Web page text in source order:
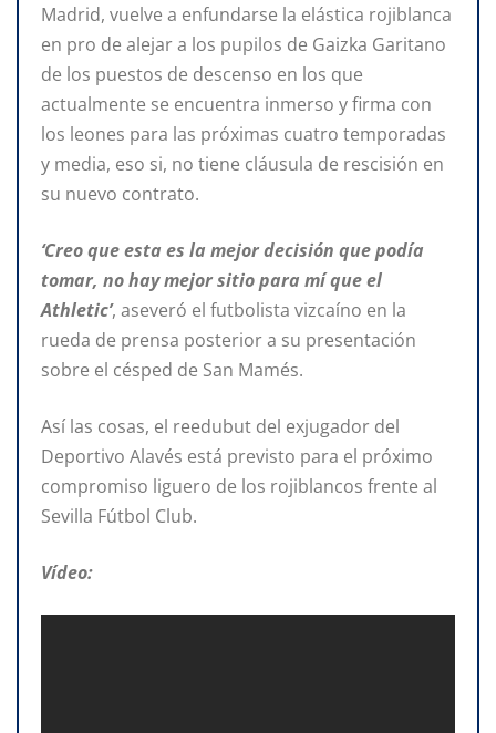
Madrid, vuelve a enfundarse la elástica rojiblanca
en pro de alejar a los pupilos de Gaizka Garitano
de los puestos de descenso en los que
actualmente se encuentra inmerso y firma con
los leones para las próximas cuatro temporadas
y media, eso si, no tiene cláusula de rescisión en
su nuevo contrato.
‘Creo que esta es la mejor decisión que podía
tomar, no hay mejor sitio para mí que el
Athletic’, aseveró el futbolista vizcaíno en la
rueda de prensa posterior a su presentación
sobre el césped de San Mamés.
Así las cosas, el reedubut del exjugador del
Deportivo Alavés está previsto para el próximo
compromiso liguero de los rojiblancos frente al
Sevilla Fútbol Club.
Vídeo: